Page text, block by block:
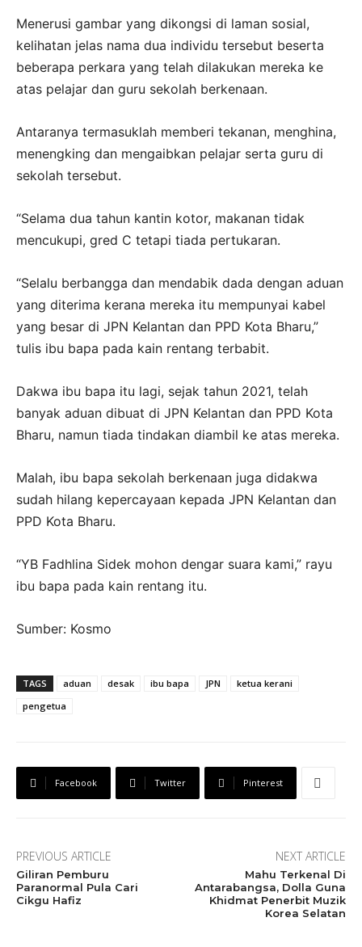
Menerusi gambar yang dikongsi di laman sosial,
kelihatan jelas nama dua individu tersebut beserta
beberapa perkara yang telah dilakukan mereka ke
atas pelajar dan guru sekolah berkenaan.
Antaranya termasuklah memberi tekanan, menghina,
menengking dan mengaibkan pelajar serta guru di
sekolah tersebut.
“Selama dua tahun kantin kotor, makanan tidak
mencukupi, gred C tetapi tiada pertukaran.
“Selalu berbangga dan mendabik dada dengan aduan
yang diterima kerana mereka itu mempunyai kabel
yang besar di JPN Kelantan dan PPD Kota Bharu,”
tulis ibu bapa pada kain rentang terbabit.
Dakwa ibu bapa itu lagi, sejak tahun 2021, telah
banyak aduan dibuat di JPN Kelantan dan PPD Kota
Bharu, namun tiada tindakan diambil ke atas mereka.
Malah, ibu bapa sekolah berkenaan juga didakwa
sudah hilang kepercayaan kepada JPN Kelantan dan
PPD Kota Bharu.
“YB Fadhlina Sidek mohon dengar suara kami,” rayu
ibu bapa pada kain rentang itu.
Sumber: Kosmo
TAGS aduan desak ibu bapa JPN
ketua kerani
pengetua
Facebook Twitter Pinterest
PREVIOUS ARTICLE
Giliran Pemburu
Paranormal Pula Cari
Cikgu Hafiz
NEXT ARTICLE
Mahu Terkenal Di
Antarabangsa, Dolla Guna
Khidmat Penerbit Muzik
Korea Selatan